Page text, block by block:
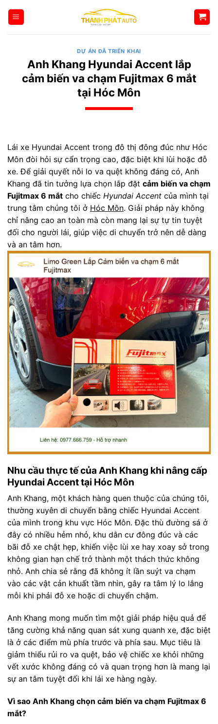
qua
DỰ ÁN ĐÃ TRIỂN KHAI
Anh Khang Hyundai Accent lắp
cảm biến va chạm Fujitmax 6 mắt
tại Hóc Môn
Lái xe Hyundai Accent trong đô thị đông đúc như Hóc
Môn đòi hỏi sự cẩn trọng cao, đặc biệt khi lùi hoặc đỗ
xe. Để giải quyết nỗi lo va quệt không đáng có, Anh
Khang đã tin tưởng lựa chọn lắp đặt cảm biến va chạm
Fujitmax 6 mắt cho chiếc Hyundai Accent của mình tại
trung tâm chúng tôi ở Hóc Môn. Giải pháp này không
chỉ nâng cao an toàn mà còn mang lại sự tự tin tuyệt
đối cho người lái, giúp việc di chuyển trở nên dễ dàng
và an tâm hơn.
Nhu cầu thực tế của Anh Khang khi nâng cấp
Hyundai Accent tại Hóc Môn
Anh Khang, một khách hàng quen thuộc của chúng tôi,
thường xuyên di chuyển bằng chiếc Hyundai Accent
của mình trong khu vực Hóc Môn. Đặc thù đường sá ở
đây có nhiều hẻm nhỏ, khu dân cư đông đúc và các
bãi đỗ xe chật hẹp, khiến việc lùi xe hay xoay sở trong
không gian hạn chế trở thành một thách thức không
nhỏ. Anh chia sẻ rằng đã không ít lần suýt va chạm
vào các vật cản khuất tầm nhìn, gây ra tâm lý lo lắng
mỗi khi phải đỗ xe hoặc di chuyển chậm.
Anh Khang mong muốn tìm một giải pháp hiệu quả để
tăng cường khả năng quan sát xung quanh xe, đặc biệt
là ở các điểm mù phía trước và phía sau. Mục tiêu là
giảm thiểu rủi ro va quệt, bảo vệ chiếc xe khỏi những
vết xước không đáng có và quan trọng hơn là mang lại
sự an tâm tuyệt đối khi lái xe hàng ngày.
Vì sao Anh Khang chọn cảm biến va chạm Fujitmax 6
mắt?